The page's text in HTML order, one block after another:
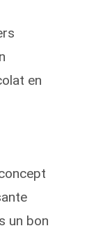
en
un bon